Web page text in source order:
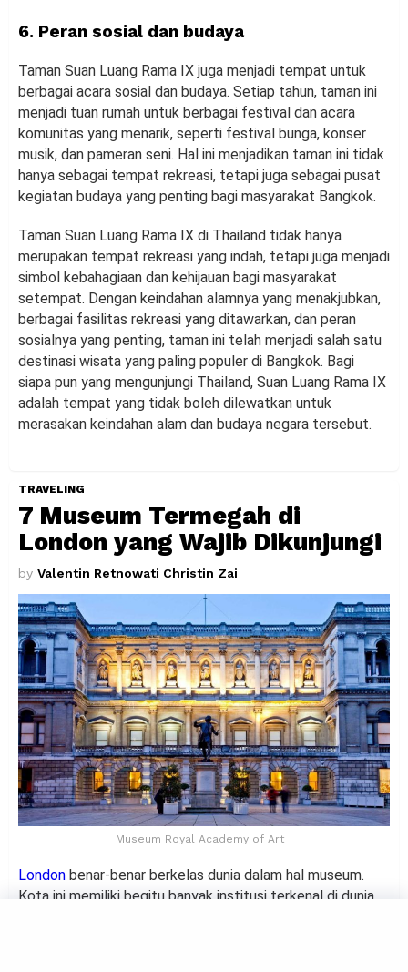
6. Peran sosial dan budaya
Taman Suan Luang Rama IX juga menjadi tempat untuk
berbagai acara sosial dan budaya. Setiap tahun, taman ini
menjadi tuan rumah untuk berbagai festival dan acara
komunitas yang menarik, seperti festival bunga, konser
musik, dan pameran seni. Hal ini menjadikan taman ini tidak
hanya sebagai tempat rekreasi, tetapi juga sebagai pusat
kegiatan budaya yang penting bagi masyarakat Bangkok.
Taman Suan Luang Rama IX di Thailand tidak hanya
merupakan tempat rekreasi yang indah, tetapi juga menjadi
simbol kebahagiaan dan kehijauan bagi masyarakat
setempat. Dengan keindahan alamnya yang menakjubkan,
berbagai fasilitas rekreasi yang ditawarkan, dan peran
sosialnya yang penting, taman ini telah menjadi salah satu
destinasi wisata yang paling populer di Bangkok. Bagi
siapa pun yang mengunjungi Thailand, Suan Luang Rama IX
adalah tempat yang tidak boleh dilewatkan untuk
merasakan keindahan alam dan budaya negara tersebut.
TRAVELING
7 Museum Termegah di
London yang Wajib Dikunjungi
by Valentin Retnowati Christin Zai
Museum Royal Academy of Art
London benar-benar berkelas dunia dalam hal museum.
Kota ini memiliki begitu banyak institusi terkenal di dunia